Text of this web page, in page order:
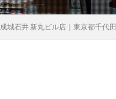
成城石井 新丸ビル店｜東京都千代
広島県
山口県
高知県
福岡県
大分県
宮崎県